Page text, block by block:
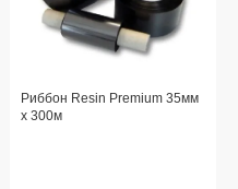
Риббон Resin Premium 35мм
x 300м